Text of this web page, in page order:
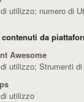
utilizzo; numero di
da
Awesome
utilizzo; Strumenti
utilizzo